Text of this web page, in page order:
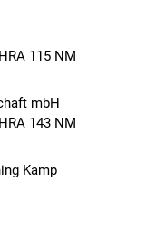
115 NM
mbH
143 NM
Kamp